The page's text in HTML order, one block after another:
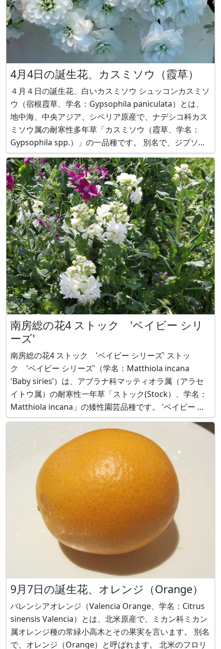
4月4日の誕生花、カスミソウ（霞草）
４月４日の誕生花、白いカスミソウ シュッコンカスミソ
ウ（宿根霞草、学名：Gypsophila paniculata）とは、
地中海、中央アジア、シベリア原産で、ナデシコ科カス
ミソウ属の耐寒性多年草「カスミソウ（霞草、学名：
Gypsophila spp.）」の一品種です。 別名で、ジプソフ
ィラ・パニクラタス(G. paniculata)、コゴメナデシコ、
ハナイトナデシコ（花糸撫子）、ベビーズブレス（
南房総の花4 ストック 'ベイビー シリ
ーズ'
南房総の花4 ストック 'ベイビー シリーズ' ストッ
ク 'ベイビー シリーズ'（学名：Matthiola incana
'Baby siries’）は、アブラナ科マッティオラ属（アラセ
イトウ属）の耐寒性一年草「ストック(Stock）、学名：
Matthiola incana」の矮性園芸品種です。 'ベイビー シ
リーズ'は草丈が低く分枝するポット出荷向け品種です。
千葉県館山市の黒川幹氏が育成、201
9月7日の誕生花、オレンジ（Orange）
バレンシアオレンジ（Valencia Orange、学名：Citrus
sinensis Valencia）とは、北米原産で、ミカン科ミカン
属オレンジ種の常緑小高木とその果実を言います。 別名
で、オレンジ（Orange）と呼ばれます。 北米のフロリ